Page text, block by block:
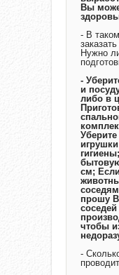
Вы
- В
Нужно
-
и
либо в
см;
прошу
чтобы
-